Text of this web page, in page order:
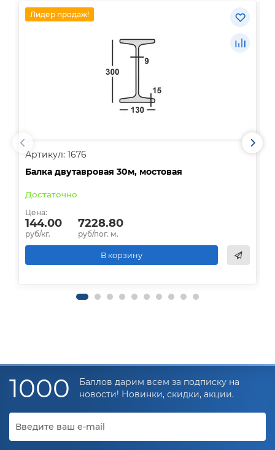
Лидер продаж!
Артикул: 1676
Балка двутавровая 30м, мостовая
Достаточно
Цена:
144.00
руб/кг.
7228.80
руб/пог. м.
В корзину
1000
Баллов дарим всем за подписку на
новости! Новинки, скидки, акции.